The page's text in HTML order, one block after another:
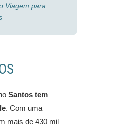
Viagem para
Santos tem
. Com uma
mais de 430 mil